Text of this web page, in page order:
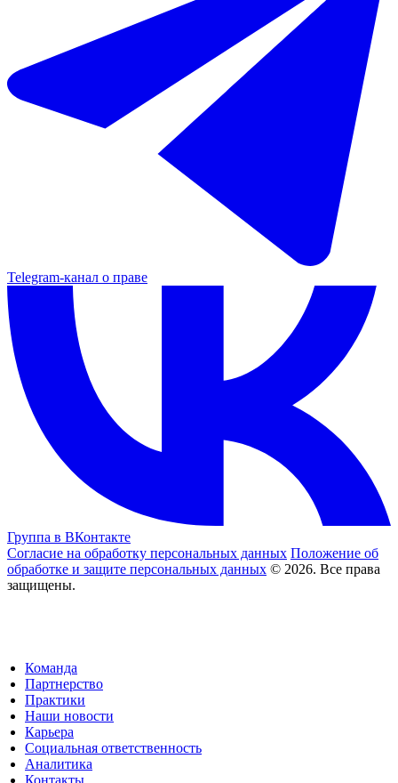
Telegram-канал о праве
Группа в ВКонтакте
Согласие на обработку персональных данных Положение об
обработке и защите персональных данных © 2026. Все права
защищены.
Команда
Партнерство
Практики
Наши новости
Карьера
Социальная ответственность
Аналитика